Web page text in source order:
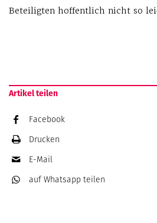
Beteiligten hoffentlich nicht so
Artikel teilen
Facebook
Drucken
E-Mail
auf Whatsapp teilen